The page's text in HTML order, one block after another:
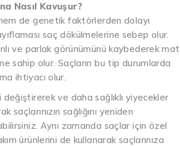
Nasıl Kavuşur?
de genetik faktörlerden dolayı
saç dökülmelerine sebep olur.
ve parlak görünümünü kaybederek mat
sahip olur. Saçların bu tip durumlarda
ihtiyacı olur.
ve daha sağlıklı yiyecekler
sağlığını yeniden
Aynı zamanda saçlar için özel
ürünlerini de kullanarak saçlarınıza